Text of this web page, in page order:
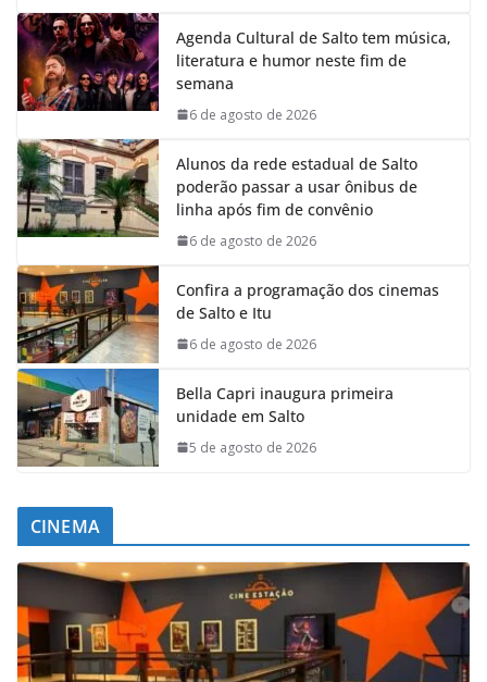
Agenda Cultural de Salto tem música,
literatura e humor neste fim de
semana
6 de agosto de 2026
Alunos da rede estadual de Salto
poderão passar a usar ônibus de
linha após fim de convênio
6 de agosto de 2026
Confira a programação dos cinemas
de Salto e Itu
6 de agosto de 2026
Bella Capri inaugura primeira
unidade em Salto
5 de agosto de 2026
CINEMA